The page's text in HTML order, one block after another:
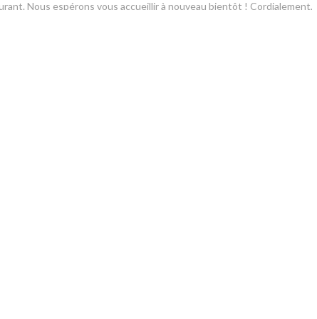
Nous espérons vous accueillir à nouveau bientôt ! Cordialement,